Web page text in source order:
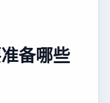
备哪些